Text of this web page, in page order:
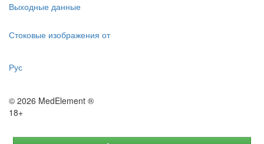
Выходные данные
Стоковые изображения от
Рус
© 2026 MedElement ®
18+